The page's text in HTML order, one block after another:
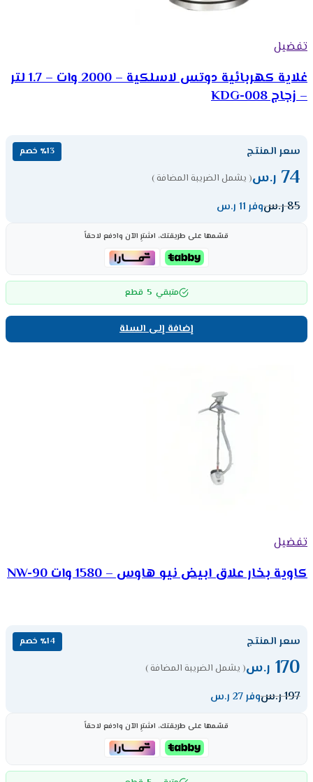
تفضيل
غلاية كهربائية دوتس لاسلكية – 2000 وات – 1.7 لتر
– زجاج KDG-008
سعر المنتج ٪13 خصم
74 ر.س( يشمل الضريبة المضافة )
85ر.سوفر 11 ر.س
قسّمها على طريقتك، اشترِ الآن وادفع لاحقاً
متبقي 5 قطع
إضافة إلى السلة
تفضيل
كاوية بخار علاق ابيض نيو هاوس – 1580 وات NW-90
سعر المنتج ٪14 خصم
170 ر.س( يشمل الضريبة المضافة )
197ر.سوفر 27 ر.س
قسّمها على طريقتك، اشترِ الآن وادفع لاحقاً